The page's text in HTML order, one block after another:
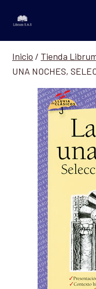
Inicio / Tienda
UNA NOCHES,